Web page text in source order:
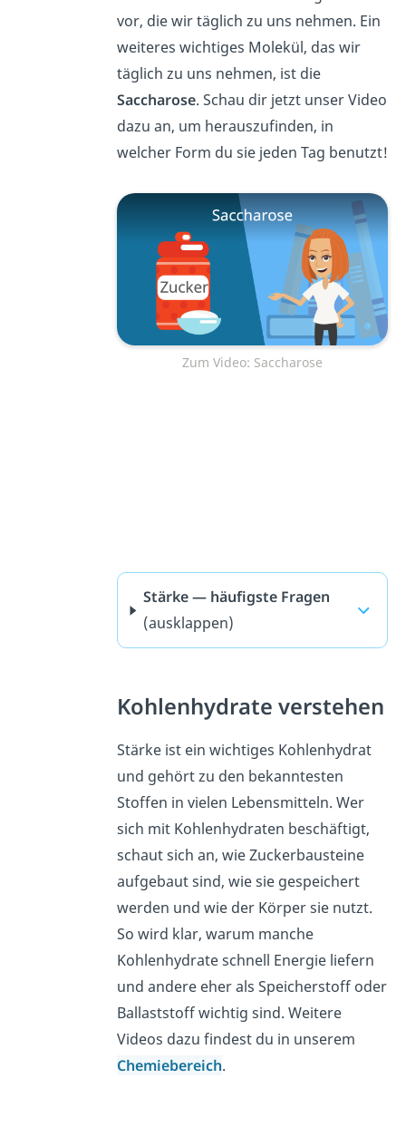
vor, die wir täglich zu uns nehmen. Ein
weiteres wichtiges Molekül, das wir
täglich zu uns nehmen, ist die
Saccharose. Schau dir jetzt unser Video
dazu an, um herauszufinden, in
welcher Form du sie jeden Tag benutzt!
Zum Video: Saccharose
Stärke — häufigste Fragen
(ausklappen)
Kohlenhydrate verstehen
Stärke ist ein wichtiges Kohlenhydrat
und gehört zu den bekanntesten
Stoffen in vielen Lebensmitteln. Wer
sich mit Kohlenhydraten beschäftigt,
schaut sich an, wie Zuckerbausteine
aufgebaut sind, wie sie gespeichert
werden und wie der Körper sie nutzt.
So wird klar, warum manche
Kohlenhydrate schnell Energie liefern
und andere eher als Speicherstoff oder
Ballaststoff wichtig sind. Weitere
Videos dazu findest du in unserem
Chemiebereich.